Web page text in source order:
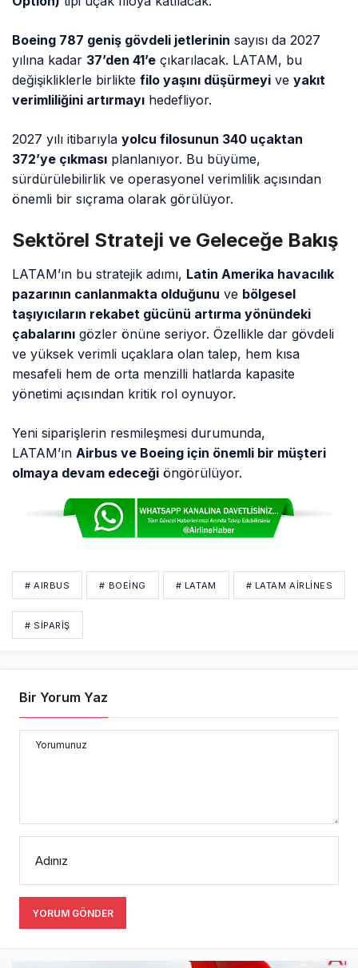
Boeing 787 geniş gövdeli jetlerinin sayısı da 2027
yılına kadar 37’den 41’e çıkarılacak. LATAM, bu
değişikliklerle birliktefilo yaşını düşürmeyi veyakıt
verimliliğini artırmayı hedefliyor.
2027 yılı itibarıylayolcu filosunun 340 uçaktan
372’ye çıkması planlanıyor. Bu büyüme,
sürdürülebilirlik ve operasyonel verimlilik açısından
önemli bir sıçrama olarak görülüyor.
Sektörel Strateji ve Geleceğe Bakış
LATAM’ın bu stratejik adımı, Latin Amerika havacılık
pazarının canlanmakta olduğunu ve bölgesel
taşıyıcıların rekabet gücünü artırma yönündeki
çabalarını gözler önüne seriyor. Özellikle dar gövdeli
ve yüksek verimli uçaklara olan talep, hem kısa
mesafeli hem de orta menzilli hatlarda kapasite
yönetimi açısından kritik rol oynuyor.
Yeni siparişlerin resmileşmesi durumunda,
LATAM’ın Airbus ve Boeing için önemli bir müşteri
olmaya devam edeceği öngörülüyor.
# AIRBUS # BOEING # LATAM # LATAM AIRLINES
# SIPARIŞ
Bir Yorum Yaz
Yorumunuz
Adınız
YORUM GÖNDER